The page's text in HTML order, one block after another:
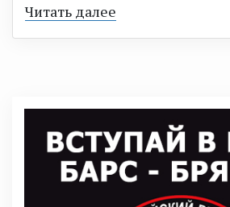
Читать далее